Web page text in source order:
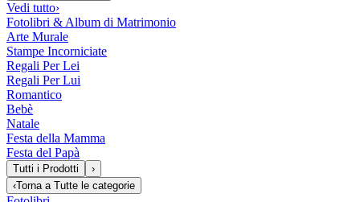
Vedi tutto›
Fotolibri & Album di Matrimonio
Arte Murale
Stampe Incorniciate
Regali Per Lei
Regali Per Lui
Romantico
Bebè
Natale
Festa della Mamma
Festa del Papà
Tutti i Prodotti
›
‹Torna a Tutte le categorie